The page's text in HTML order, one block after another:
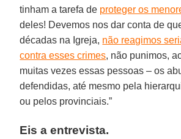
tinham a tarefa de proteger os
deles! Devemos nos dar conta de
décadas na Igreja, não reagimos
contra esses crimes, não punimos,
muitas vezes essas pessoas – os
defendidas, até mesmo pela
ou pelos provinciais.”
Eis a entrevista.